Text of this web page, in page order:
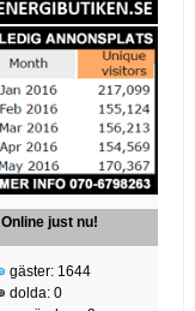
Online just nu!
gäster: 1644
dolda: 0